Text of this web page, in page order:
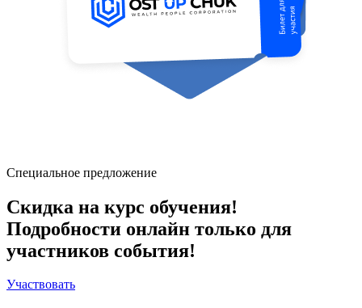
Специальное предложение
Скидка на курс обучения!
Подробности онлайн только для
участников события!
Участвовать